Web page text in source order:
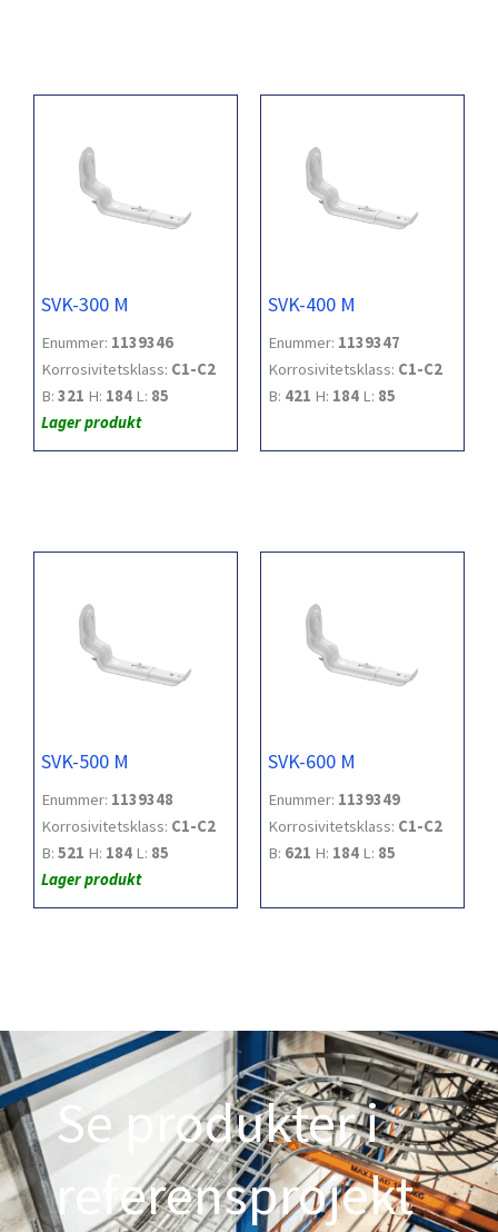
SVK-300 M
Enummer: 1139346
Korrosivitetsklass: C1-C2
B: 321 H: 184 L: 85
Lager produkt
SVK-400 M
Enummer: 1139347
Korrosivitetsklass: C1-C2
B: 421 H: 184 L: 85
SVK-500 M
Enummer: 1139348
Korrosivitetsklass: C1-C2
B: 521 H: 184 L: 85
Lager produkt
SVK-600 M
Enummer: 1139349
Korrosivitetsklass: C1-C2
B: 621 H: 184 L: 85
Se produkter i
referensprojekt